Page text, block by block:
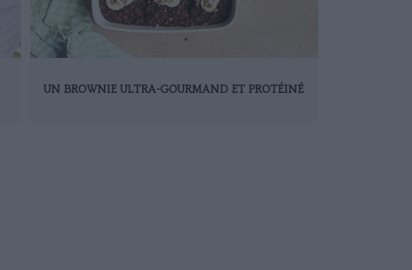
UN BROWNIE ULTRA-GOURMAND ET PROTÉINÉ